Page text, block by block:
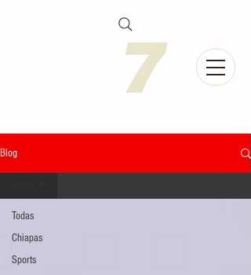
Blog
Todas
Chiapas
Sports